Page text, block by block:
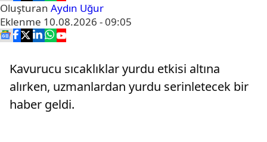
Oluşturan Aydın Uğur
Eklenme 10.08.2026 - 09:05
Kavurucu sıcaklıklar yurdu etkisi altına
alırken, uzmanlardan yurdu serinletecek bir
haber geldi.